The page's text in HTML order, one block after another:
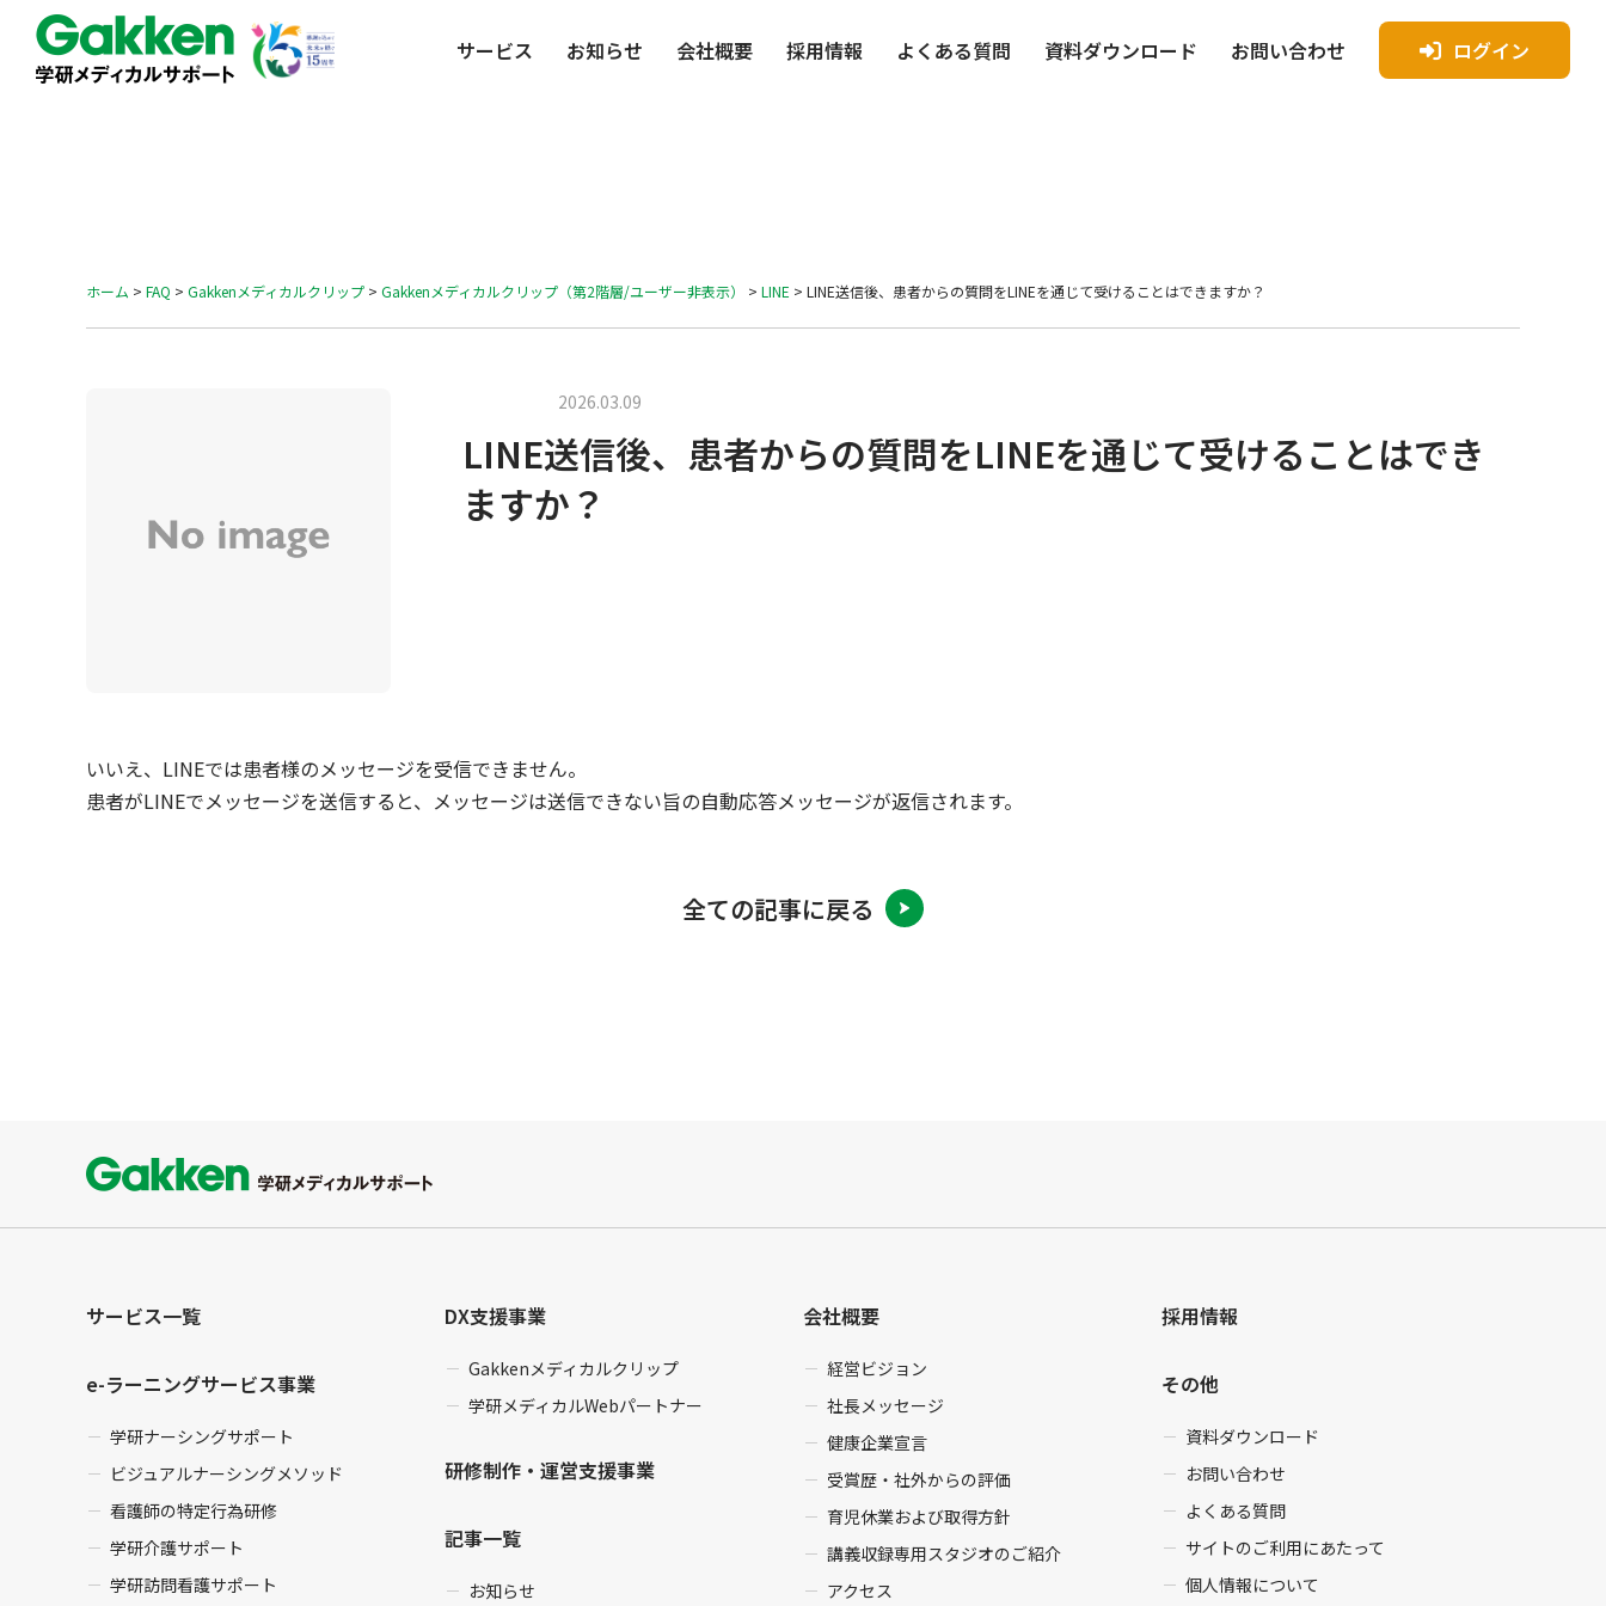
サービス お知らせ 会社概要 採用情報 よくある質問 資料ダウンロード お問い合わせ ログイン
ホーム > FAQ > Gakkenメディカルクリップ > Gakkenメディカルクリップ（第2階層/ユーザー非表示） > LINE > LINE送信後、患者からの質問をLINEを通じて受けることはできますか？
2026.03.09
LINE送信後、患者からの質問をLINEを通じて受けることはでき
ますか？
いいえ、LINEでは患者様のメッセージを受信できません。
患者がLINEでメッセージを送信すると、メッセージは送信できない旨の自動応答メッセージが返信されます。
全ての記事に戻る
サービス一覧
e-ラーニングサービス事業
学研ナーシングサポート
ビジュアルナーシングメソッド
看護師の特定行為研修
学研介護サポート
学研訪問看護サポート
DX支援事業
Gakkenメディカルクリップ
学研メディカルWebパートナー
研修制作・運営支援事業
記事一覧
お知らせ
会社概要
経営ビジョン
社長メッセージ
健康企業宣言
受賞歴・社外からの評価
育児休業および取得方針
講義収録専用スタジオのご紹介
アクセス
採用情報
その他
資料ダウンロード
お問い合わせ
よくある質問
サイトのご利用にあたって
個人情報について